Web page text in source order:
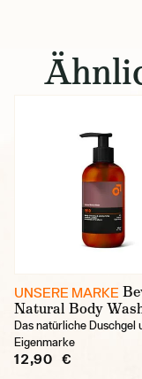
UNSERE MARKE
Natural Body
Das natürliche Duschgel
Eigenmarke
12,90 €